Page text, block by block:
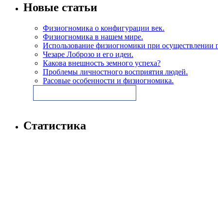
Новые статьи
Физиогномика о конфигурации век.
Физиогномика в нашем мире.
Использование физиогномики при осуществлении
Чезаре Лоброзо и его идеи.
Какова внешность земного успеха?
Проблемы личностного восприятия людей.
Расовые особенности и физиогномика.
Статистика